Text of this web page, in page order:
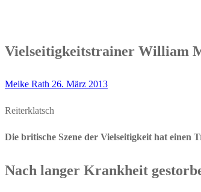
Vielseitigkeitstrainer William
Meike Rath 26. März 2013
Reiterklatsch
Die britische Szene der Vielseitigkeit hat einen
Nach langer Krankheit